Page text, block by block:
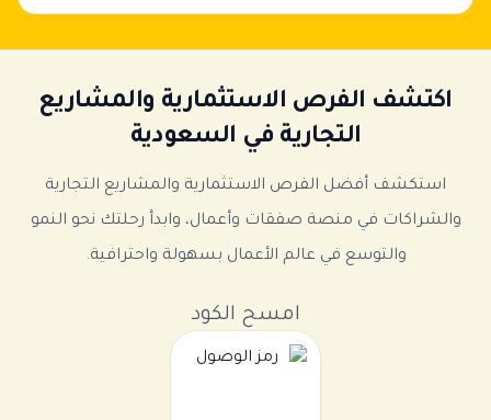
اكتشف الفرص الاستثمارية والمشاريع
التجارية في السعودية
استكشف أفضل الفرص الاستثمارية والمشاريع التجارية
والشراكات في منصة صفقات وأعمال، وابدأ رحلتك نحو النمو
والتوسع في عالم الأعمال بسهولة واحترافية.
امسح الكود